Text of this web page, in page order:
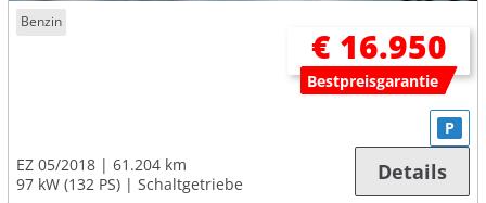
Benzin
€ 16.950
Bestpreisgarantie
EZ 05/2018
61.204 km
97 kW (132 PS)
Schaltgetriebe
P
Details